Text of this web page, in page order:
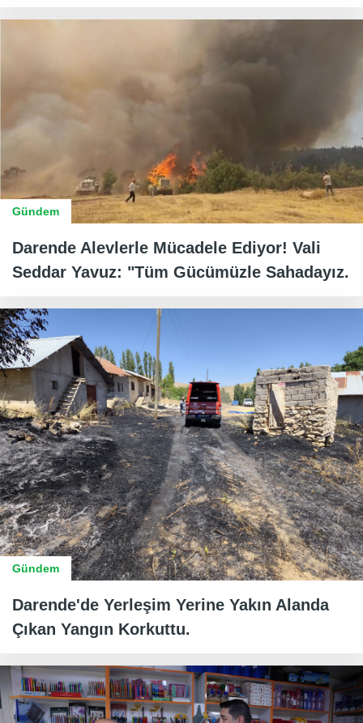
Gündem
Darende Alevlerle Mücadele Ediyor! Vali
Seddar Yavuz: "Tüm Gücümüzle Sahadayız.
Gündem
Darende'de Yerleşim Yerine Yakın Alanda
Çıkan Yangın Korkuttu.